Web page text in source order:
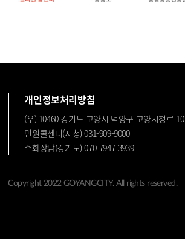
개인정보처리방침
(우) 10460 경기도 고양시 덕양구 고양시청로 10
민원콜센터(시청) 031-909-9000
수화상담(경기도) 070-7947-3939
Copyright 2022 GOYANGCITY. All rights reserved.